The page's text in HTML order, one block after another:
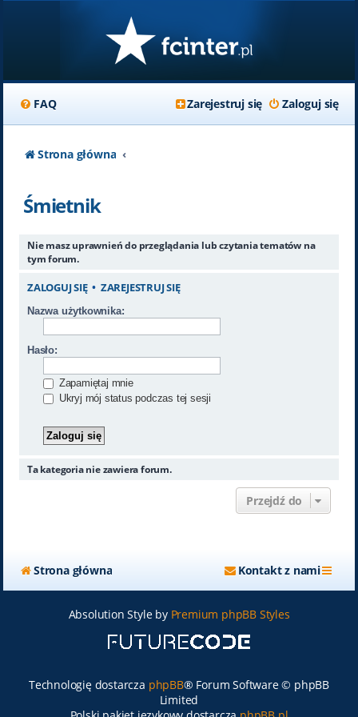
FAQ Zaloguj się
Zarejestruj się
Strona główna
Śmietnik
Nie masz uprawnień do przeglądania lub czytania tematów na
tym forum.
ZALOGUJ SIĘ• ZAREJESTRUJ SIĘ
Nazwa użytkownika:
Hasło:
Zapamiętaj mnie
Ukryj mój status podczas tej sesji
Ta kategoria nie zawiera forum.
Przejdź do
Strona główna Kontakt z nami
Absolution Style by Premium phpBB Styles
Technologię dostarcza phpBB® Forum Software © phpBB
Limited